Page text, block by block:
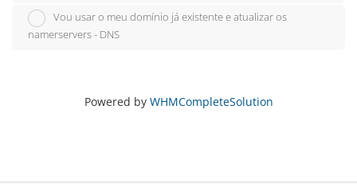
Vou usar o meu domínio já existente e atualizar os
namerservers - DNS
Powered by WHMCompleteSolution